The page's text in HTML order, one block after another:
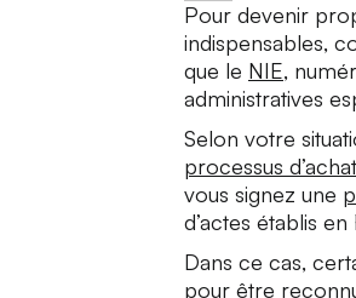
Pour devenir
indispensables,
que le NIE,
administratives
Selon votre
processus
vous signez une
d’actes établis
Dans ce cas,
pour être